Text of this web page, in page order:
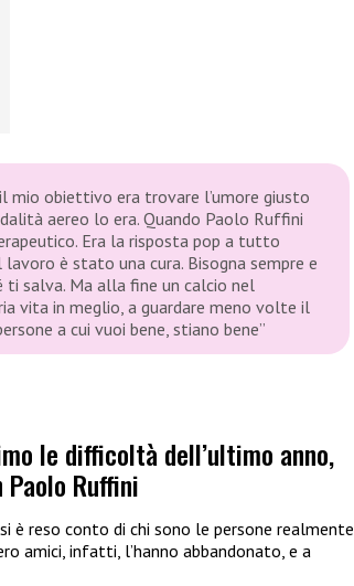
mio obiettivo era trovare l’umore giusto
aereo lo era. Quando Paolo Ruffini
Era la risposta pop a tutto
è stato una cura. Bisogna sempre e
ti salva. Ma alla fine un calcio nel
vita in meglio, a guardare meno volte il
a cui vuoi bene, stiano bene”
le difficoltà dell’ultimo anno,
Ruffini
si è reso conto di chi sono le persone realmente
amici, infatti, l’hanno abbandonato, e a